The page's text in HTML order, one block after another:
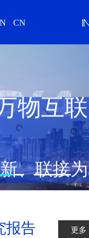
CN
物互联
、联接
报告 更多